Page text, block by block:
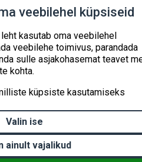
ESITA PÄRING
veebilehel küpsiseid
kasutab oma veebilehel
veebilehe toimivus, parandada
sulle asjakohasemat teavet
kohta.
küpsiste kasutamiseks
Valin ise
ainult vajalikud